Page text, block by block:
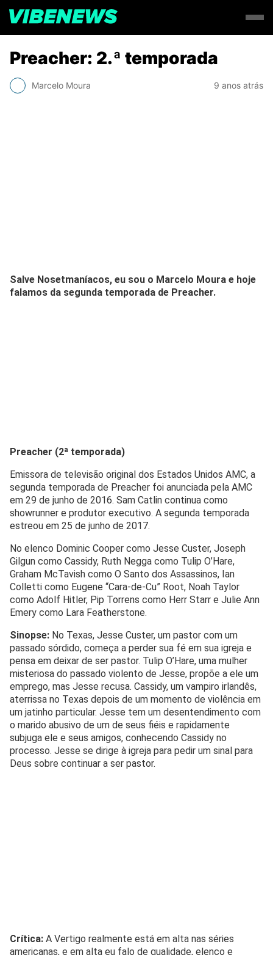
Preacher: 2.ª temporada
Marcelo Moura 9 anos atrás
Salve Nosetmaníacos, eu sou o Marcelo Moura e hoje
falamos da segunda temporada de Preacher.
Preacher (2ª temporada)
Emissora de televisão original dos Estados Unidos AMC, a
segunda temporada de Preacher foi anunciada pela AMC
em 29 de junho de 2016. Sam Catlin continua como
showrunner e produtor executivo. A segunda temporada
estreou em 25 de junho de 2017.
No elenco Dominic Cooper como Jesse Custer, Joseph
Gilgun como Cassidy, Ruth Negga como Tulip O’Hare,
Graham McTavish como O Santo dos Assassinos, Ian
Colletti como Eugene “Cara-de-Cu” Root, Noah Taylor
como Adolf Hitler, Pip Torrens como Herr Starr e Julie Ann
Emery como Lara Featherstone.
Sinopse: No Texas, Jesse Custer, um pastor com um
passado sórdido, começa a perder sua fé em sua igreja e
pensa em deixar de ser pastor. Tulip O’Hare, uma mulher
misteriosa do passado violento de Jesse, propõe a ele um
emprego, mas Jesse recusa. Cassidy, um vampiro irlandês,
aterrissa no Texas depois de um momento de violência em
um jatinho particular. Jesse tem um desentendimento com
o marido abusivo de um de seus fiéis e rapidamente
subjuga ele e seus amigos, conhecendo Cassidy no
processo. Jesse se dirige à igreja para pedir um sinal para
Deus sobre continuar a ser pastor.
Crítica: A Vertigo realmente está em alta nas séries
americanas, e em alta eu falo de qualidade, elenco e